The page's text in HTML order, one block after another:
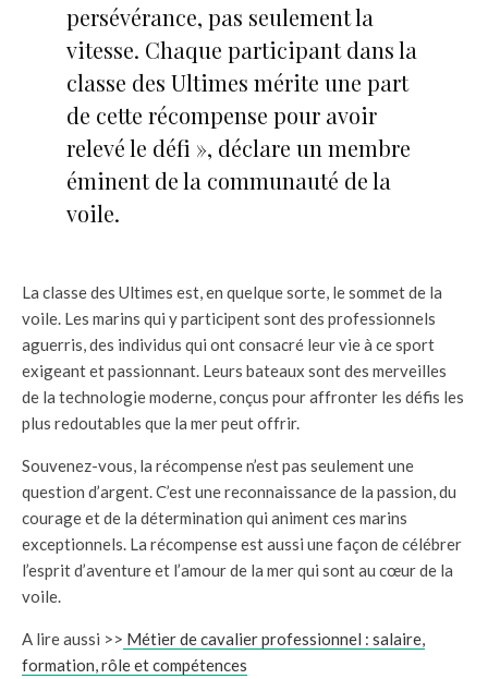
persévérance, pas seulement la
vitesse. Chaque participant dans la
classe des Ultimes mérite une part
de cette récompense pour avoir
relevé le défi », déclare un membre
éminent de la communauté de la
voile.
La classe des Ultimes est, en quelque sorte, le sommet de la
voile. Les marins qui y participent sont des professionnels
aguerris, des individus qui ont consacré leur vie à ce sport
exigeant et passionnant. Leurs bateaux sont des merveilles
de la technologie moderne, conçus pour affronter les défis les
plus redoutables que la mer peut offrir.
Souvenez-vous, la récompense n’est pas seulement une
question d’argent. C’est une reconnaissance de la passion, du
courage et de la détermination qui animent ces marins
exceptionnels. La récompense est aussi une façon de célébrer
l’esprit d’aventure et l’amour de la mer qui sont au cœur de la
voile.
A lire aussi >> Métier de cavalier professionnel : salaire,
formation, rôle et compétences